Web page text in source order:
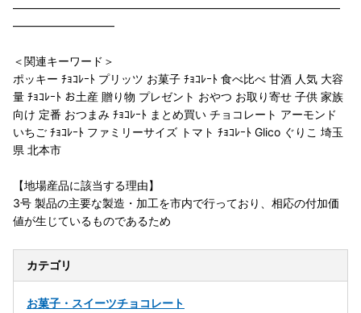
―――――――――――――――――――――――――――――
―――――――――
＜関連キーワード＞
ポッキー ﾁｮｺﾚｰﾄ プリッツ お菓子 ﾁｮｺﾚｰﾄ 食べ比べ 甘酒 人気 大容
量 ﾁｮｺﾚｰﾄ お土産 贈り物 プレゼント おやつ お取り寄せ 子供 家族
向け 定番 おつまみ ﾁｮｺﾚｰﾄ まとめ買い チョコレート アーモンド
いちご ﾁｮｺﾚｰﾄ ファミリーサイズ トマト ﾁｮｺﾚｰﾄ Glico ぐりこ 埼玉
県 北本市
【地場産品に該当する理由】
3号 製品の主要な製造・加工を市内で行っており、相応の付加価
値が生じているものであるため
カテゴリ
お菓子・スイーツチョコレート